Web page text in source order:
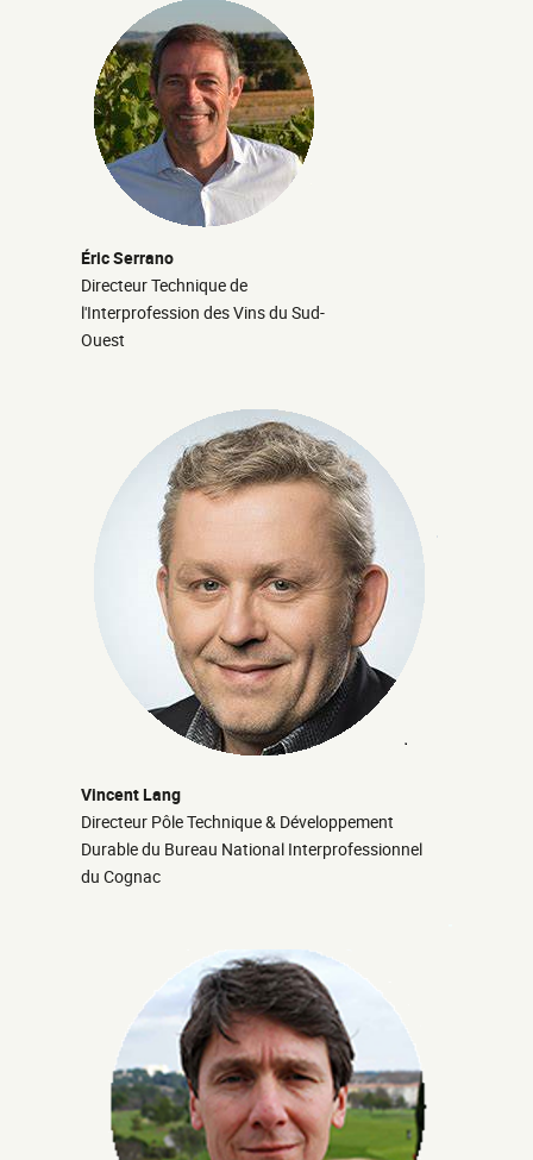
Éric Serrano
Directeur Technique de
l'Interprofession des Vins du Sud-
Ouest
Vincent Lang
Directeur Pôle Technique & Développement
Durable du Bureau National Interprofessionnel
du Cognac